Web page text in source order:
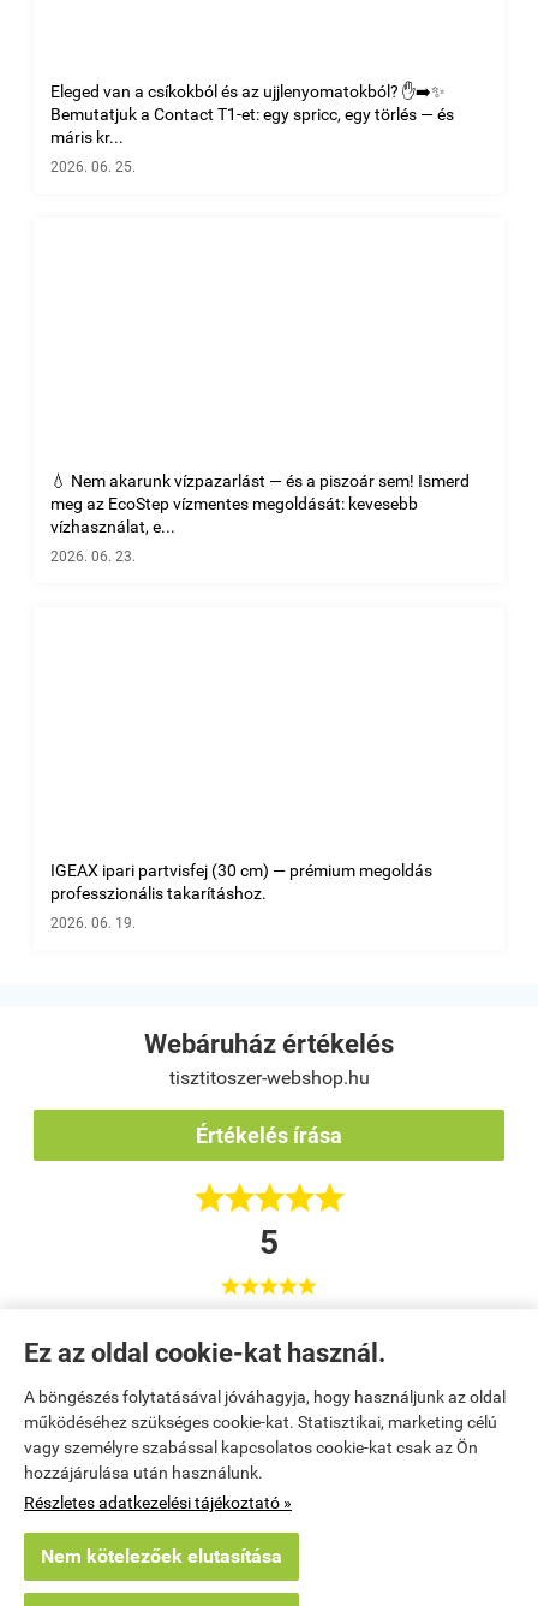
Ez az oldal cookie-kat használ.
A böngészés folytatásával jóváhagyja, hogy használjunk az oldal
működéséhez szükséges cookie-kat. Statisztikai, marketing célú
vagy személyre szabással kapcsolatos cookie-kat csak az Ön
hozzájárulása után használunk.
Részletes adatkezelési tájékoztató »
Nem kötelezőek elutasítása
Eleged van a csíkokból és az ujjlenyomatokból? ✋➡️✨
Bemutatjuk a Contact T1-et: egy spricc, egy törlés — és
máris kr...
2026. 06. 25.
💧 Nem akarunk vízpazarlást — és a piszoár sem! Ismerd
meg az EcoStep vízmentes megoldását: kevesebb
vízhasználat, e...
2026. 06. 23.
IGEAX ipari partvisfej (30 cm) — prémium megoldás
professzionális takarításhoz.
2026. 06. 19.
Webáruház értékelés
tisztitoszer-webshop.hu
Értékelés írása

5

Váci Sport Közhasznú Nonprofit Kft. / Tumpek Tímea
Kezdőlap|Regisztráció|Kosár tartalma, megrendelés|
Rendelési feltételek|Bemutatkozás
Egy látogató Szeged településről